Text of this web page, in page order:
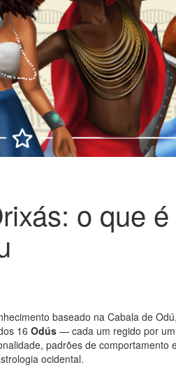
o que
baseado na Cabala de
16 Odús — cada um regido por
padrões de comportamento
ocidental.